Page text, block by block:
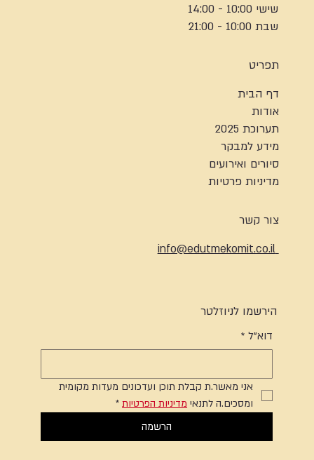
שישי 10:00 - 14:00
שבת 10:00 - 21:00
תפריט
דף הבית
אודות
תערוכת 2025
מידע למבקר
סיורים ואירועים
מדיניות פרטיות
צור קשר
info@edutmekomit.co.il
הירשמו לניוזלטר
דוא"ל *
אני מאשר.ת קבלת תוכן ועדכונים מעדות מקומית
ומסכים.ה לתנאי מדיניות הפרטיות *
הרשמה